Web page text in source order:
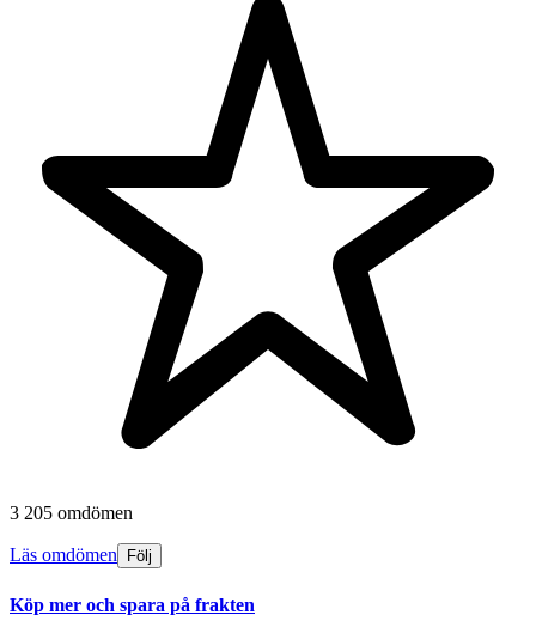
3 205 omdömen
Läs omdömen Följ
Köp mer och spara på frakten